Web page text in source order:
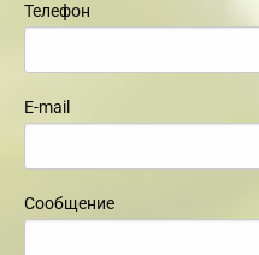
Телефон
E-mail
Сообщение